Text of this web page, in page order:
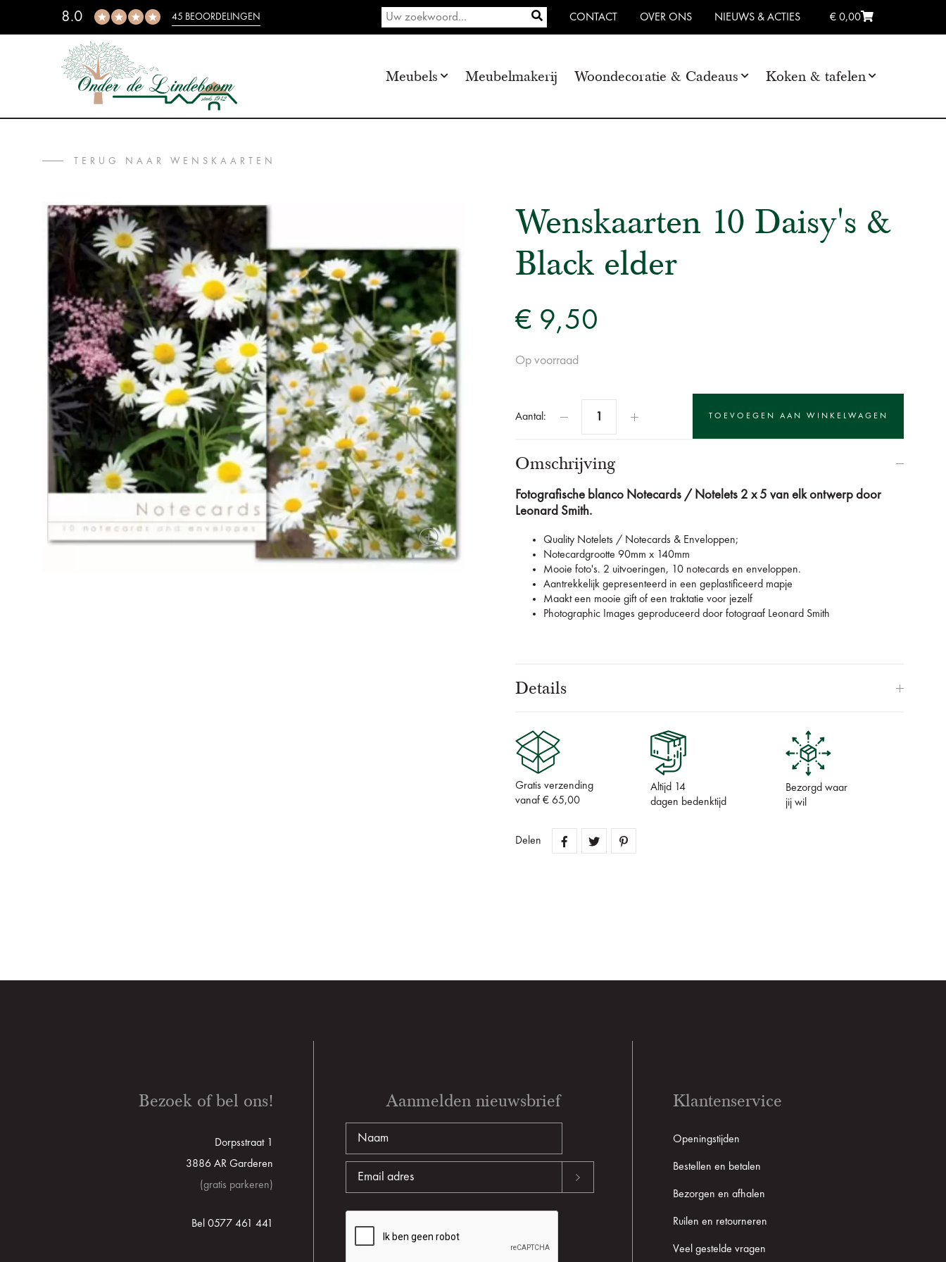
8.0 45 BEOORDELINGEN CONTACT OVER ONS NIEUWS & ACTIES € 0,00
Meubels Meubelmakerij Woondecoratie & Cadeaus Koken & tafelen
TERUG NAAR WENSKAARTEN
Wenskaarten 10 Daisy's &
Black elder
€ 9,50
Op voorraad
Aantal:
Omschrijving
Fotografische blanco Notecards / Notelets 2 x 5 van elk ontwerp door
Leonard Smith.
Quality Notelets / Notecards & Enveloppen;
Notecardgrootte 90mm x 140mm
Mooie foto's. 2 uitvoeringen, 10 notecards en enveloppen.
Aantrekkelijk gepresenteerd in een geplastificeerd mapje
Maakt een mooie gift of een traktatie voor jezelf
Photographic Images geproduceerd door fotograaf Leonard Smith
Details
Gratis verzending
vanaf € 65,00
Altijd 14
dagen bedenktijd
Bezorgd waar
jij wil
Delen
Aanmelden nieuwsbrief
Bezoek of bel ons!
Dorpsstraat 1
3886 AR Garderen
(gratis parkeren)
Bel 0577 461 441
Klantenservice
Openingstijden
Bestellen en betalen
Bezorgen en afhalen
Ruilen en retourneren
Veel gestelde vragen